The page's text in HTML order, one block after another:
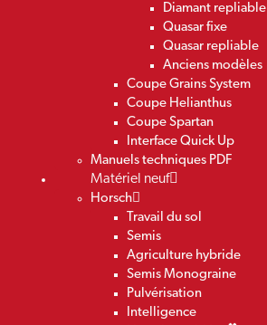
Diamant repliable
Quasar fixe
Quasar repliable
Anciens modèles
Coupe Grains System
Coupe Helianthus
Coupe Spartan
Interface Quick Up
Manuels techniques PDF
Matériel neuf
Horsch
Travail du sol
Semis
Agriculture hybride
Semis Monograine
Pulvérisation
Intelligence